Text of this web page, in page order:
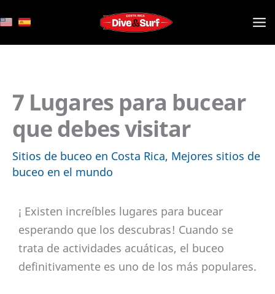
al
contenido
7 Lugares para bucear
que debes visitar
Sitios de buceo en Costa Rica, Mejores sitios de
buceo en el mundo
¡ Existen increíbles lugares para bucear
esperando que los descubras! Cuando se
trata de actividades acuáticas, el buceo
definitivamente es uno de los más populares.